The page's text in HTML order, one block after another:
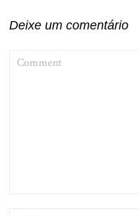
Deixe um comentário